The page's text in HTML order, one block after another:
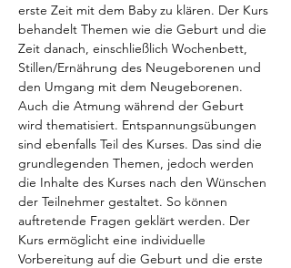
erste Zeit mit dem Baby zu klären. Der Kurs
behandelt Themen wie die Geburt und die
Zeit danach, einschließlich Wochenbett,
Stillen/Ernährung des Neugeborenen und
den Umgang mit dem Neugeborenen.
Auch die Atmung während der Geburt
wird thematisiert. Entspannungsübungen
sind ebenfalls Teil des Kurses. Das sind die
grundlegenden Themen, jedoch werden
die Inhalte des Kurses nach den Wünschen
der Teilnehmer gestaltet. So können
auftretende Fragen geklärt werden. Der
Kurs ermöglicht eine individuelle
Vorbereitung auf die Geburt und die erste